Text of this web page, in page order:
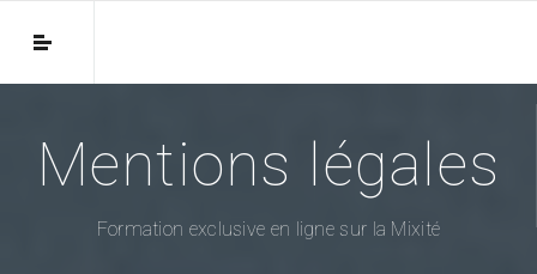
Mentions légales
Formation exclusive en ligne sur la Mixité